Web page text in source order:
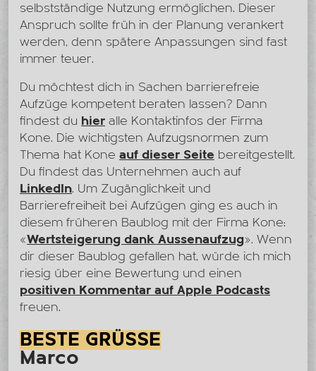
selbstständige Nutzung ermöglichen. Dieser
Anspruch sollte früh in der Planung verankert
werden, denn spätere Anpassungen sind fast
immer teuer.
Du möchtest dich in Sachen barrierefreie
Aufzüge kompetent beraten lassen? Dann
findest du hier alle Kontaktinfos der Firma
Kone. Die wichtigsten Aufzugsnormen zum
Thema hat Kone auf dieser Seite bereitgestellt.
Du findest das Unternehmen auch auf
LinkedIn. Um Zugänglichkeit und
Barrierefreiheit bei Aufzügen ging es auch in
diesem früheren Baublog mit der Firma Kone:
«Wertsteigerung dank Aussenaufzug». Wenn
dir dieser Baublog gefallen hat, würde ich mich
riesig über eine Bewertung und einen
positiven Kommentar auf Apple Podcasts
freuen.
BESTE GRÜSSE
Marco